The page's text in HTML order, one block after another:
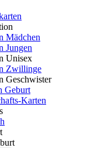
Mädchen
Jungen
Unisex
Zwillinge
Geschwister
Geburt
Karten